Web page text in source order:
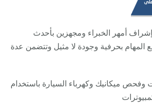
أمهر الخبراء ومجهزين بأحدث
المهام بحرفية وجودة لا مثيل وتتضمن عدة
وفحص ميكانيك وكهرباء السيارة باستخدام